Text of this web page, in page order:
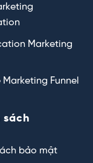
Marketing
Funnel
sách
bảo mật